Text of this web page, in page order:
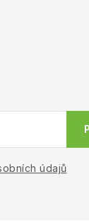
údajů